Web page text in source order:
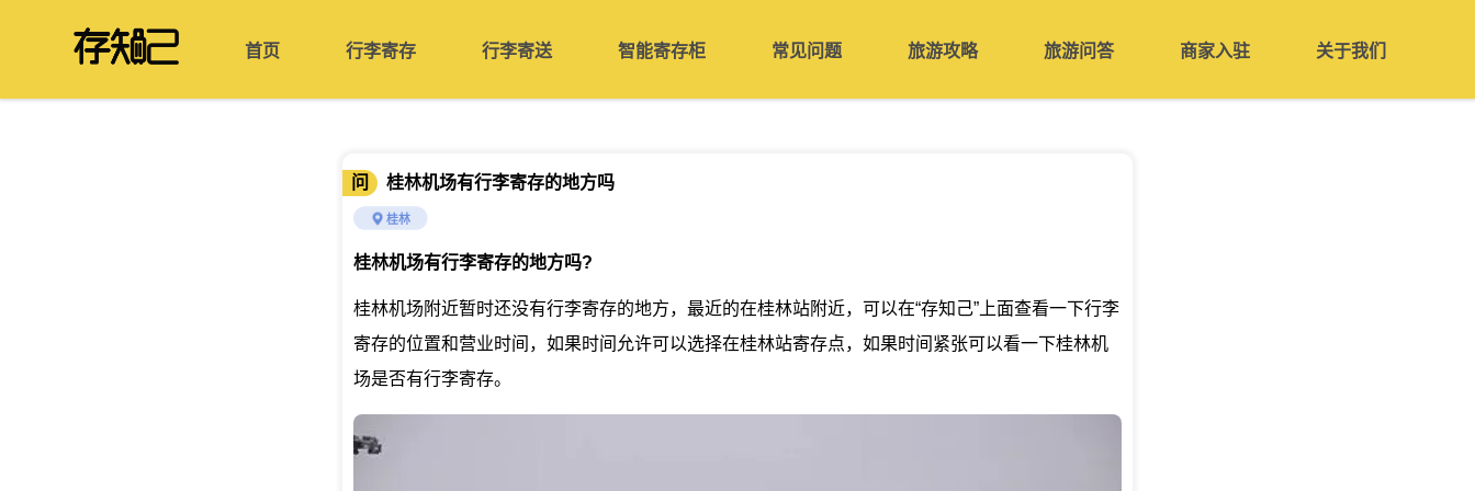
首页 行李寄存 行李寄送 智能寄存柜 常见问题 旅游攻略 旅游问答 商家入驻 关于我们
问 桂林机场有行李寄存的地方吗
桂林
桂林机场有行李寄存的地方吗?
桂林机场附近暂时还没有行李寄存的地方，最近的在桂林站附近，可以在“存知己”上面查看一下行李
寄存的位置和营业时间，如果时间允许可以选择在桂林站寄存点，如果时间紧张可以看一下桂林机
场是否有行李寄存。